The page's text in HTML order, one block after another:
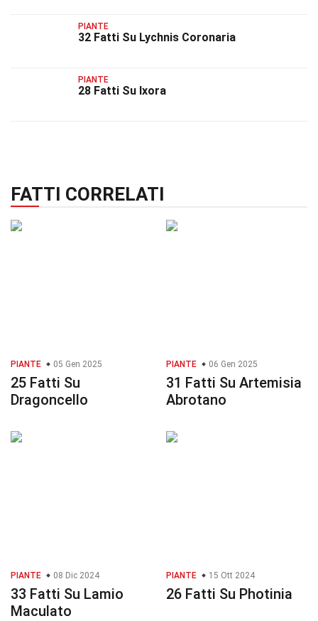
PIANTE
32 Fatti Su Lychnis Coronaria
PIANTE
28 Fatti Su Ixora
FATTI CORRELATI
PIANTE 05 Gen 2025
25 Fatti Su
Dragoncello
PIANTE 06 Gen 2025
31 Fatti Su Artemisia
Abrotano
PIANTE 08 Dic 2024
33 Fatti Su Lamio
Maculato
PIANTE 15 Ott 2024
26 Fatti Su Photinia